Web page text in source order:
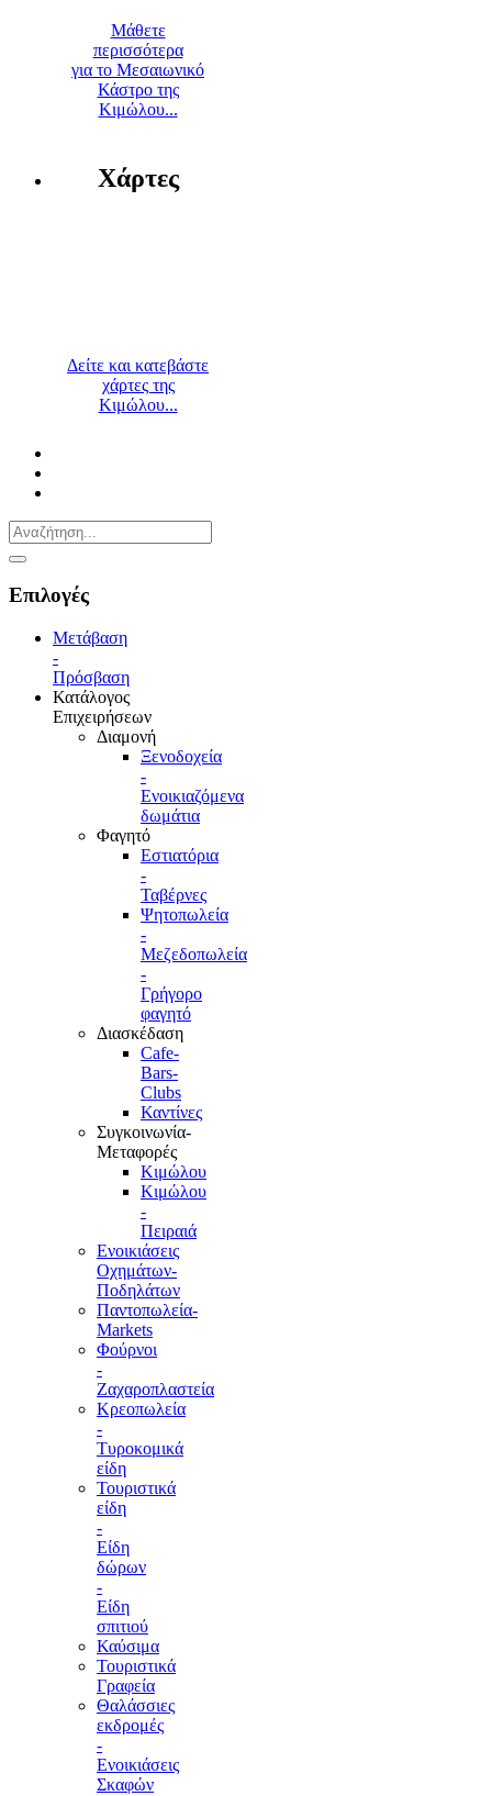
Μάθετε
περισσότερα
για το Μεσαιωνικό
Κάστρο της
Κιμώλου...
Χάρτες
Δείτε και κατεβάστε
χάρτες της
Κιμώλου...
Επιλογές
Μετάβαση
-
Πρόσβαση
Κατάλογος
Επιχειρήσεων
Διαμονή
Ξενοδοχεία
-
Ενοικιαζόμενα
δωμάτια
Φαγητό
Εστιατόρια
-
Ταβέρνες
Ψητοπωλεία
-
Μεζεδοπωλεία
-
Γρήγορο
φαγητό
Διασκέδαση
Cafe-
Bars-
Clubs
Καντίνες
Συγκοινωνία-
Μεταφορές
Κιμώλου
Κιμώλου
-
Πειραιά
Ενοικιάσεις
Οχημάτων-
Ποδηλάτων
Παντοπωλεία-
Markets
Φούρνοι
-
Ζαχαροπλαστεία
Κρεοπωλεία
-
Τυροκομικά
είδη
Τουριστικά
είδη
-
Είδη
δώρων
-
Είδη
σπιτιού
Καύσιμα
Τουριστικά
Γραφεία
Θαλάσσιες
εκδρομές
-
Ενοικιάσεις
Σκαφών